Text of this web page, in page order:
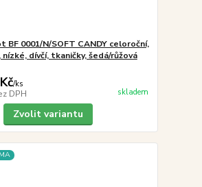
BF 0001/N/SOFT CANDY celoroční,
dívčí, tkaničky, šedá/růžová
/ks
DPH skladem
Zvolit variantu